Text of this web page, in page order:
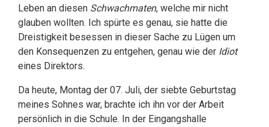
Leben an diesen Schwachmaten, welche mir nicht
glauben wollten. Ich spürte es genau, sie hatte die
Dreistigkeit besessen in dieser Sache zu Lügen um
den Konsequenzen zu entgehen, genau wie der Idiot
eines Direktors.
Da heute, Montag der 07. Juli, der siebte Geburtstag
meines Sohnes war, brachte ich ihn vor der Arbeit
persönlich in die Schule. In der Eingangshalle